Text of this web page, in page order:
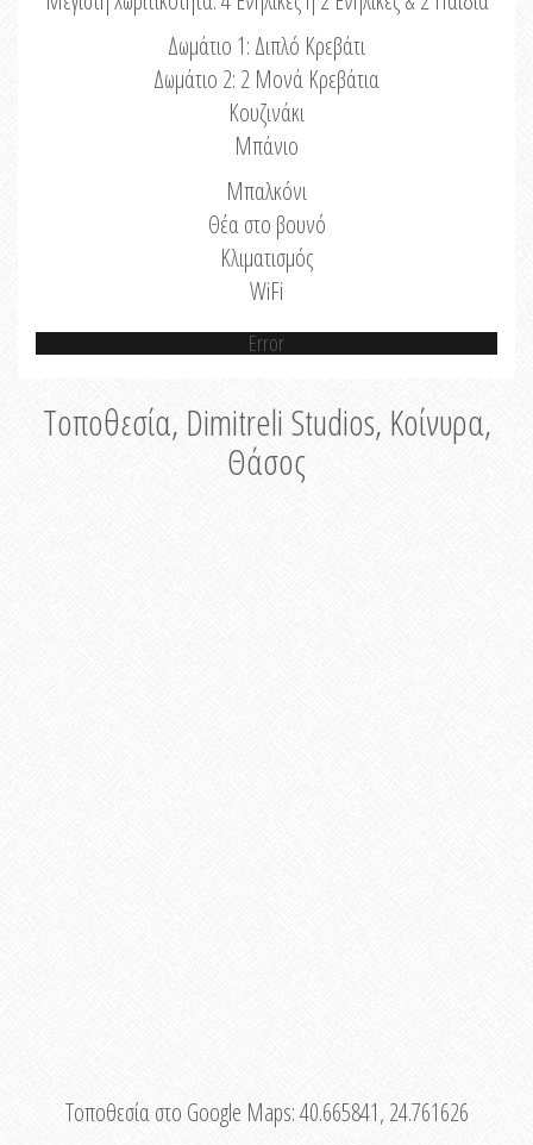
Δωμάτιο 1: Διπλό Κρεβάτι
Δωμάτιο 2: 2 Μονά Κρεβάτια
Κουζινάκι
Μπάνιο
Μπαλκόνι
Θέα στο βουνό
Κλιματισμός
WiFi
Error
Τοποθεσία, Dimitreli Studios, Κοίνυρα,
Θάσος
Τοποθεσία στο Google Maps:40.665841, 24.761626